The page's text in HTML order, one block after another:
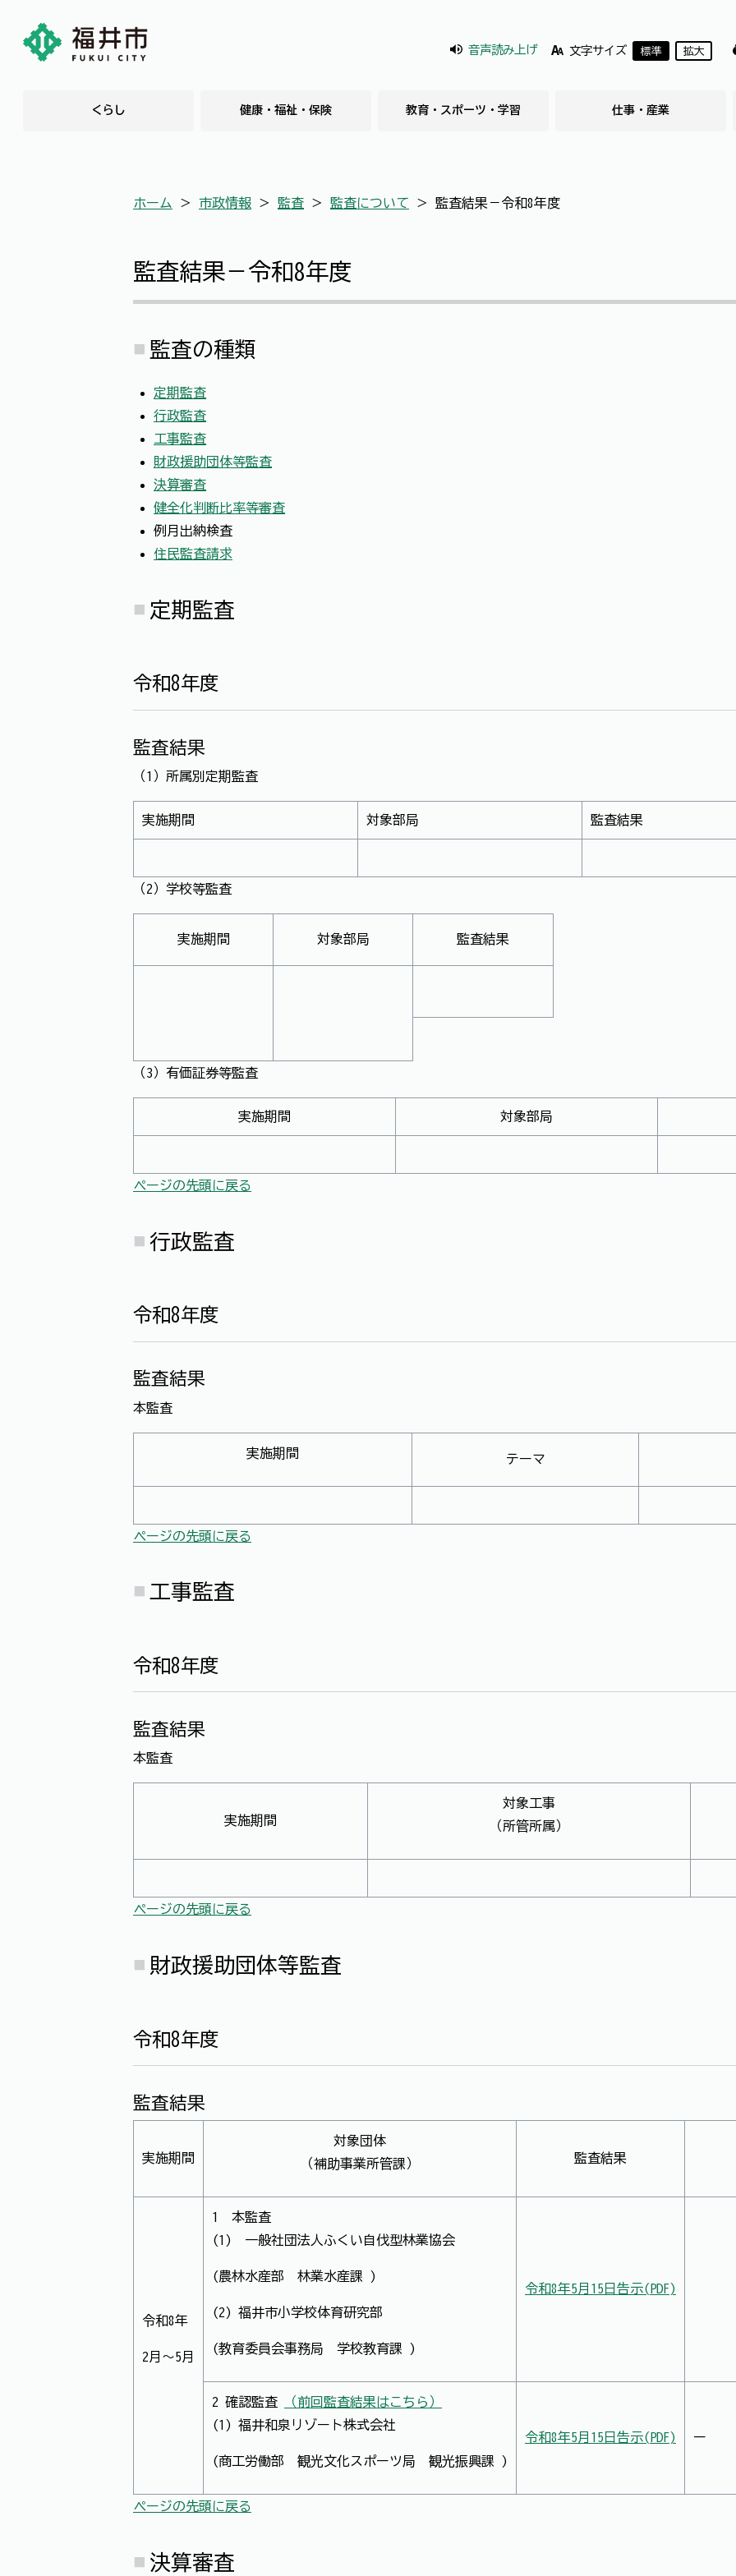
音声読み上げ 文字サイズ 標準 拡大
くらし 健康・福祉・保険 教育・スポーツ・学習 仕事・産業
ホーム ＞ 市政情報 ＞ 監査 ＞ 監査について ＞ 監査結果－令和8年度
監査結果－令和8年度
監査の種類
定期監査
行政監査
工事監査
財政援助団体等監査
決算審査
健全化判断比率等審査
例月出納検査
住民監査請求
定期監査
令和8年度
監査結果
（1）所属別定期監査
実施期間 対象部局 監査結果
（2）学校等監査
実施期間 対象部局 監査結果
（3）有価証券等監査
実施期間 対象部局
ページの先頭に戻る
行政監査
令和8年度
監査結果
本監査
実施期間 テーマ
ページの先頭に戻る
工事監査
令和8年度
監査結果
本監査
実施期間
対象工事
（所管所属）
ページの先頭に戻る
財政援助団体等監査
令和8年度
監査結果
実施期間
対象団体
（補助事業所管課）
監査結果
令和8年
2月～5月
1 本監査
(1) 一般社団法人ふくい自伐型林業協会
(農林水産部 林業水産課 )
(2) 福井市小学校体育研究部
(教育委員会事務局 学校教育課 )
令和8年5月15日告示(PDF)
2 確認監査
（前回監査結果はこちら）
(1) 福井和泉リゾート株式会社
(商工労働部 観光文化スポーツ局 観光振興課 )
令和8年5月15日告示(PDF)
ページの先頭に戻る
決算審査